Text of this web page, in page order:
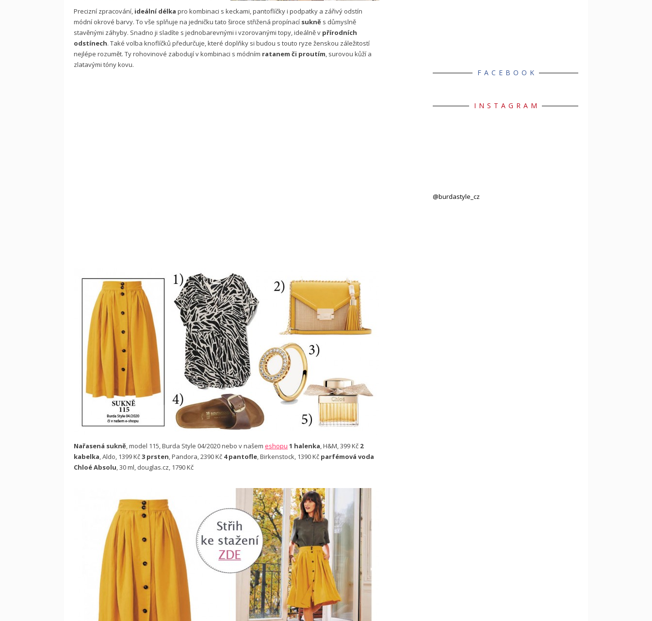
Precizní zpracování, ideální délka pro kombinaci s keckami, pantoflíčky i podpatky a zářivý odstín
módní okrové barvy. To vše splňuje na jedničku tato široce střižená propínací sukně s důmyslně
stavěnými záhyby. Snadno ji sladíte s jednobarevnými i vzorovanými topy, ideálně v přírodních
odstínech. Také volba knoflíčků předurčuje, které doplňky si budou s touto ryze ženskou záležitostí
nejlépe rozumět. Ty rohovinové zabodují v kombinaci s módním ratanem či proutím, surovou kůží a
zlatavými tóny kovu.
Nařasená sukně, model 115, Burda Style 04/2020 nebo v našem eshopu 1 halenka, H&M, 399 Kč 2
kabelka, Aldo, 1399 Kč3 prsten, Pandora, 2390 Kč 4 pantofle, Birkenstock, 1390 Kč parfémová voda
Chloé Absolu, 30 ml, douglas.cz, 1790 Kč
FACEBOOK
INSTAGRAM
@burdastyle_cz